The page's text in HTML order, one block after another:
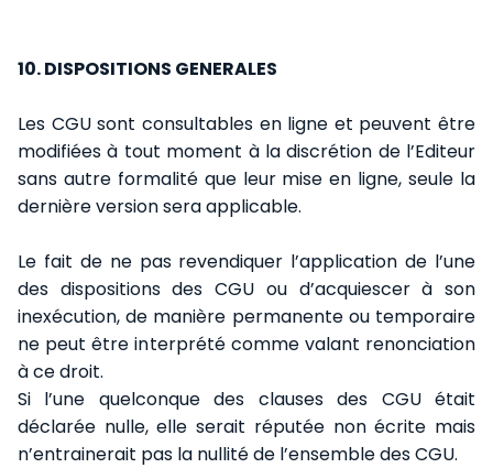
10. DISPOSITIONS GENERALES
Les CGU sont consultables en ligne et peuvent être
modifiées à tout moment à la discrétion de l’Editeur
sans autre formalité que leur mise en ligne, seule la
dernière version sera applicable.
Le fait de ne pas revendiquer l’application de l’une
des dispositions des CGU ou d’acquiescer à son
inexécution, de manière permanente ou temporaire
ne peut être interprété comme valant renonciation
à ce droit.
Si l’une quelconque des clauses des CGU était
déclarée nulle, elle serait réputée non écrite mais
n’entrainerait pas la nullité de l’ensemble des CGU.